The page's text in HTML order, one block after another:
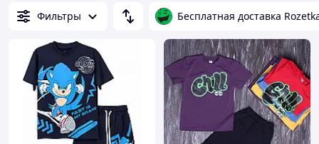
Фильтры Бесплатная доставка